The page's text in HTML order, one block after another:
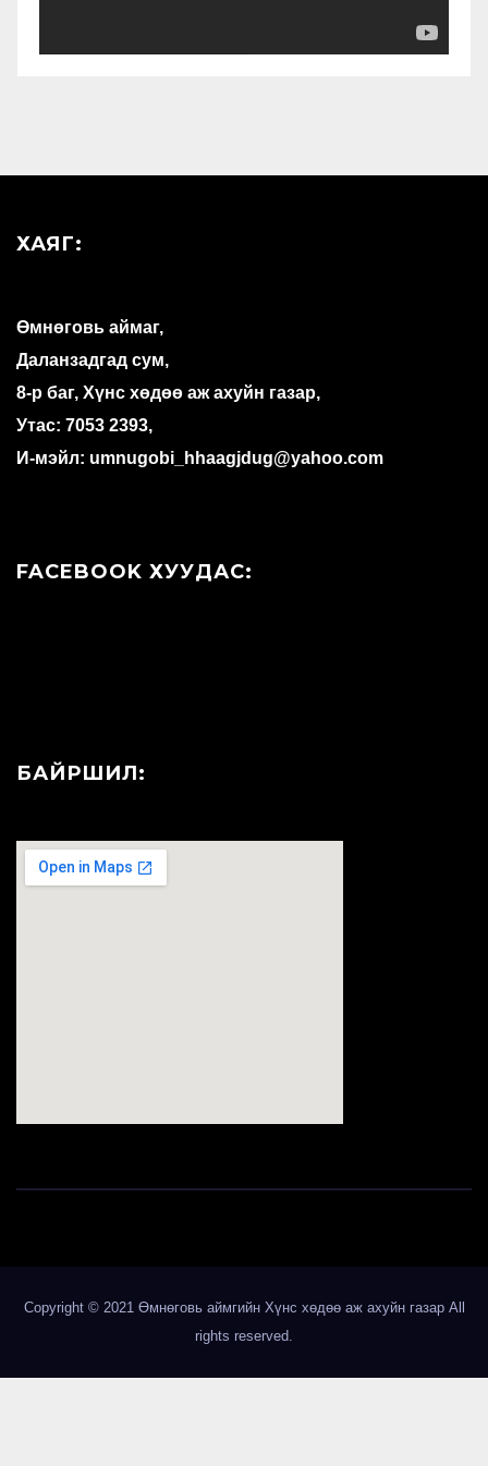
ХАЯГ:
Өмнөговь аймаг,
Даланзадгад сум,
8-р баг, Хүнс хөдөө аж ахуйн газар,
Утас: 7053 2393,
И-мэйл: umnugobi_hhaagjdug@yahoo.com
FACEBOOK ХУУДАС:
БАЙРШИЛ:
Copyright © 2021 Өмнөговь аймгийн Хүнс хөдөө аж ахуйн газар All
rights reserved.